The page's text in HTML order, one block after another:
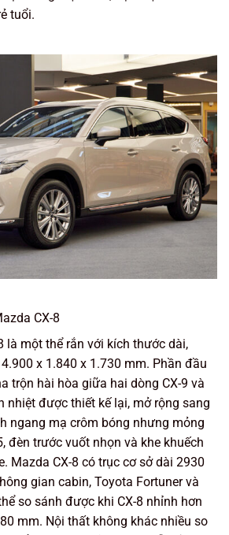
tuổi.
CX-8
là một thể rắn với kích thước dài,
x 1.840 x 1.730 mm. Phần đầu
trộn hài hòa giữa hai dòng CX-9 và
nhiệt được thiết kế lại, mở rộng sang
ngang mạ crôm bóng nhưng mỏng
đèn trước vuốt nhọn và khe khuếch
Mazda CX-8 có trục cơ sở dài 2930
gian cabin, Toyota Fortuner và
so sánh được khi CX-8 nhỉnh hơn
mm. Nội thất không khác nhiều so